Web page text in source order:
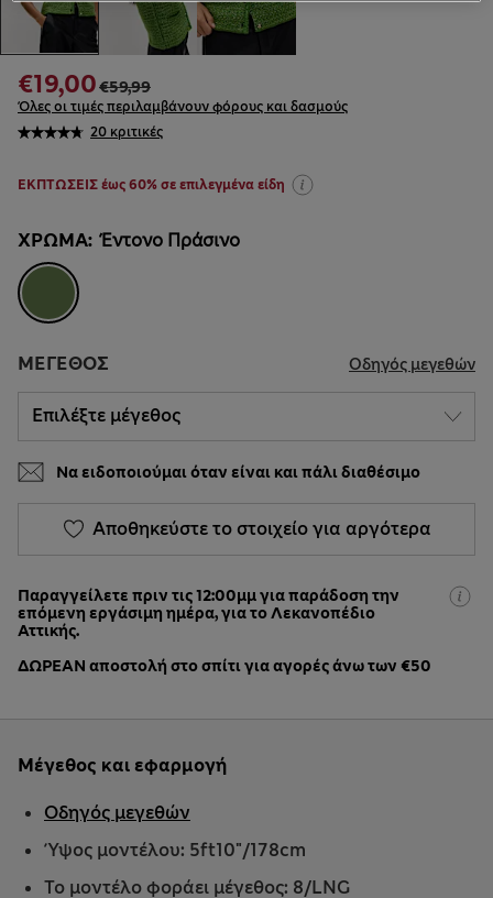
20 κριτικές
€59,99
€19,00
Όλες οι τιμές περιλαμβάνουν φόρους και δασμούς
ΕΚΠΤΩΣΕΙΣ έως 60% σε επιλεγμένα είδη
ΧΡΏΜΑ: Έντονο Πράσινο
ΜΈΓΕΘΟΣ Οδηγός μεγεθών
Να ειδοποιούμαι όταν είναι και πάλι διαθέσιμο
Αποθηκεύστε το στοιχείο για αργότερα
Παραγγείλετε πριν τις 12:00μμ για παράδοση την
επόμενη εργάσιμη ημέρα, για το Λεκανοπέδιο
Αττικής.
ΔΩΡΕΑΝ αποστολή στο σπίτι για αγορές άνω των €50
Μέγεθος και εφαρμογή
Ύψος μοντέλου: 5ft10"/178cm
Το μοντέλο φοράει μέγεθος: 8/LNG
Οδηγός μεγεθών